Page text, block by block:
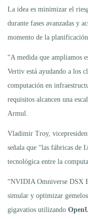
La idea es minimizar el
durante fases avanzadas y
momento de la
“A medida que ampliamos
Vertiv está ayudando a los
computación en
requisitos alcancen una
Armul.
Vladimir Troy,
señala que “las fábricas de
tecnológica entre la
“NVIDIA Omniverse DSX
simular y optimizar
gigavatios utilizando